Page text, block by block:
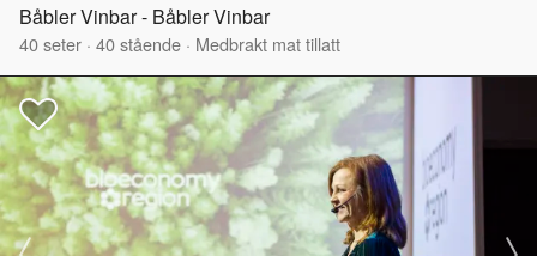
Båbler Vinbar - Båbler Vinbar
40seter · 40stående · Medbrakt mat tillatt